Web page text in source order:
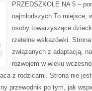
PRZEDSZKOLE NA 5 –
najmłodszych To miejsce,
osoby towarzyszące
rzetelne wskazówki.
związanych z adaptacją,
rozwojem w wieku
z rodzicami. Strona nie
przewodnik po tym, jak